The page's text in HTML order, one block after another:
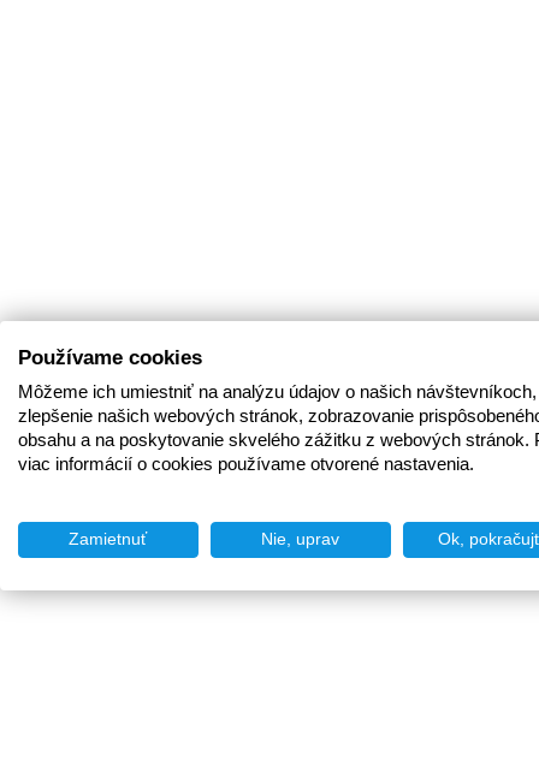
Používame cookies
Môžeme ich umiestniť na analýzu údajov o našich
zlepšenie našich webových stránok, zobrazovanie
obsahu a na poskytovanie skvelého zážitku z webových stránok.
viac informácií o cookies používame otvorené nastavenia.
Zamietnuť Nie, uprav Ok,